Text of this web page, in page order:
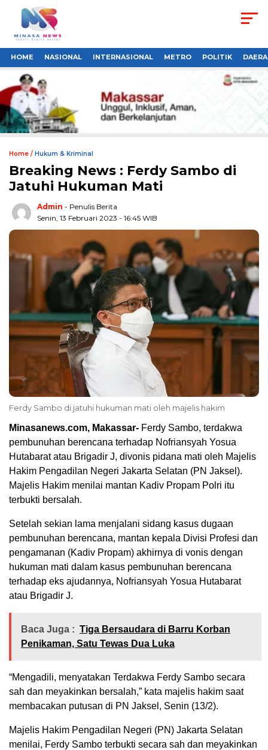
HOME NASIONAL INTERNASIONAL METRO POLITIK
Home / Hukum & Kriminal
Breaking News : Ferdy Sambo di
Jatuhi Hukuman Mati
Admin - Penulis Berita
Senin, 13 Februari 2023 - 16:45 WIB
Ferdy Sambo di jatuhi hukuman mati oleh majelis hakim
Minasanews.com, Makassar- Ferdy Sambo, terdakwa
pembunuhan berencana terhadap Nofriansyah Yosua
Hutabarat atau Brigadir J, divonis pidana mati oleh Majelis
Hakim Pengadilan Negeri Jakarta Selatan (PN Jaksel).
Majelis Hakim menilai mantan Kadiv Propam Polri itu
terbukti bersalah.
Setelah sekian lama menjalani sidang kasus dugaan
pembunuhan berencana, mantan kepala Divisi Profesi dan
pengamanan (Kadiv Propam) akhirnya di vonis dengan
hukuman mati dalam kasus pembunuhan berencana
terhadap eks ajudannya, Nofriansyah Yosua Hutabarat
atau Brigadir J.
Baca Juga : Tiga Bersaudara di Barru Korban
Penikaman, Satu Tewas Dua Luka
“Mengadili, menyatakan Terdakwa Ferdy Sambo secara
sah dan meyakinkan bersalah,” kata majelis hakim saat
membacakan putusan di PN Jaksel, Senin (13/2).
Majelis Hakim Pengadilan Negeri (PN) Jakarta Selatan
menilai, Ferdy Sambo terbukti secara sah dan meyakinkan